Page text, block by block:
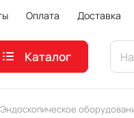
Оплата Доставка
Каталог
Эндоскопическое